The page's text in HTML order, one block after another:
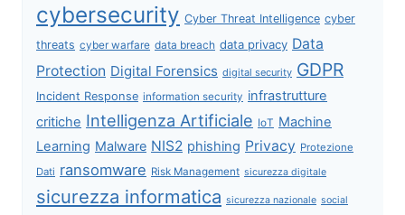
cybersecurity Cyber Threat Intelligence cyber
threats cyber warfare data breach data privacy Data
Protection Digital Forensics digital security GDPR
Incident Response information security infrastrutture
critiche Intelligenza Artificiale IoT Machine
Learning Malware NIS2 phishing Privacy Protezione
Dati ransomware Risk Management sicurezza digitale
sicurezza informatica sicurezza nazionale social